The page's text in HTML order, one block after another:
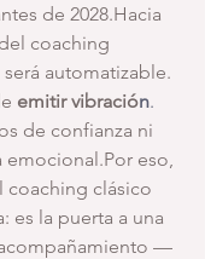
de 2028.Hacia
coaching
automatizable.
emitir vibración.
de confianza ni
eso,
coaching clásico
es la puerta a una
—